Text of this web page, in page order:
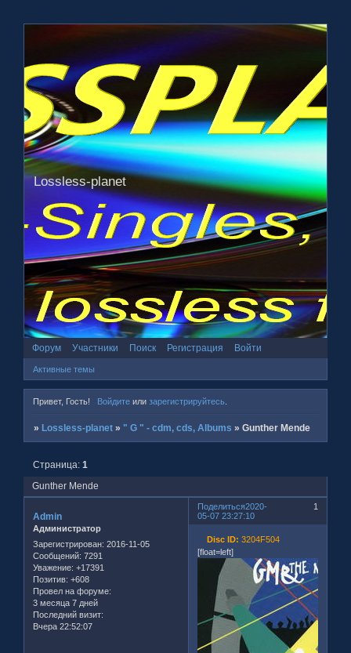
Lossless-planet
Форум Участники Поиск Регистрация Войти
Активные темы
Привет, Гость! Войдитеили зарегистрируйтесь.
» Lossless-planet » " G " - cdm, cds, Albums »Gunther Mende
Gunther Mende
Страница:1
Поделиться 1
2020-
05-07 23:27:10
Admin
Администратор
Зарегистрирован: 2016-11-05
Сообщений: 7291
Уважение: +17391
Позитив: +608
Провел на форуме:
3 месяца 7 дней
Последний визит:
Вчера 22:52:07
Disc ID: 3204F504
[float=left]